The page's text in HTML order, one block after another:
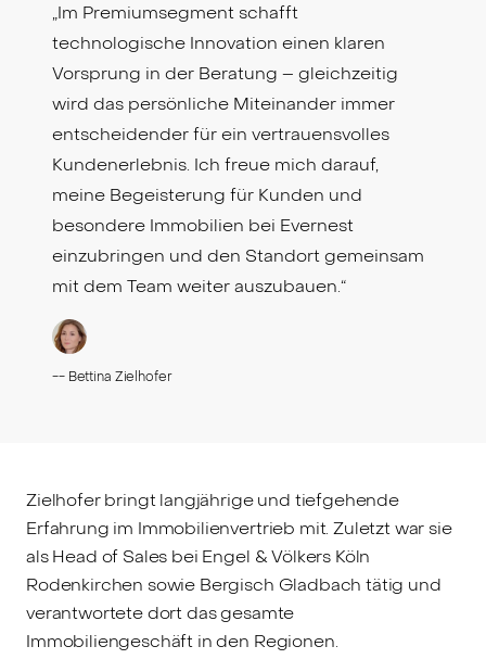
„Im Premiumsegment schafft
technologische Innovation einen klaren
Vorsprung in der Beratung – gleichzeitig
wird das persönliche Miteinander immer
entscheidender für ein vertrauensvolles
Kundenerlebnis. Ich freue mich darauf,
meine Begeisterung für Kunden und
besondere Immobilien bei Evernest
einzubringen und den Standort gemeinsam
mit dem Team weiter auszubauen.“
-- Bettina Zielhofer
Zielhofer bringt langjährige und tiefgehende
Erfahrung im Immobilienvertrieb mit. Zuletzt war sie
als Head of Sales bei Engel & Völkers Köln
Rodenkirchen sowie Bergisch Gladbach tätig und
verantwortete dort das gesamte
Immobiliengeschäft in den Regionen.